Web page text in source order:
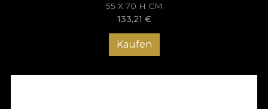
55 X 70 H CM
133,21 €
Kaufen